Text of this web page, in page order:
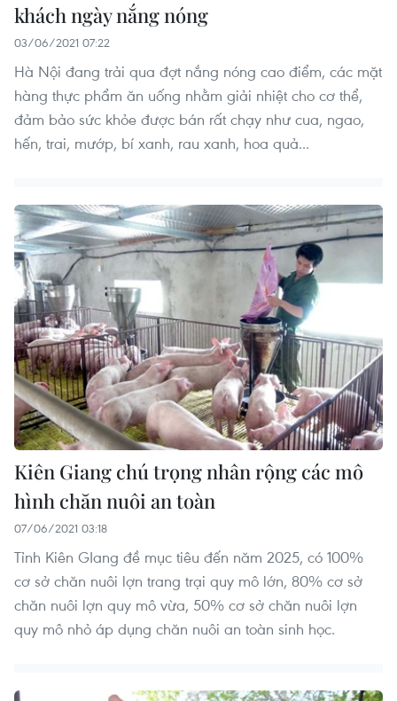
khách ngày nắng nóng
03/06/2021 07:22
Hà Nội đang trải qua đợt nắng nóng cao điểm, các mặt
hàng thực phẩm ăn uống nhằm giải nhiệt cho cơ thể,
đảm bảo sức khỏe được bán rất chạy như cua, ngao,
hến, trai, mướp, bí xanh, rau xanh, hoa quả...
Kiên Giang chú trọng nhân rộng các mô
hình chăn nuôi an toàn
07/06/2021 03:18
Tỉnh Kiên GIang đề mục tiêu đến năm 2025, có 100%
cơ sở chăn nuôi lợn trang trại quy mô lớn, 80% cơ sở
chăn nuôi lợn quy mô vừa, 50% cơ sở chăn nuôi lợn
quy mô nhỏ áp dụng chăn nuôi an toàn sinh học.